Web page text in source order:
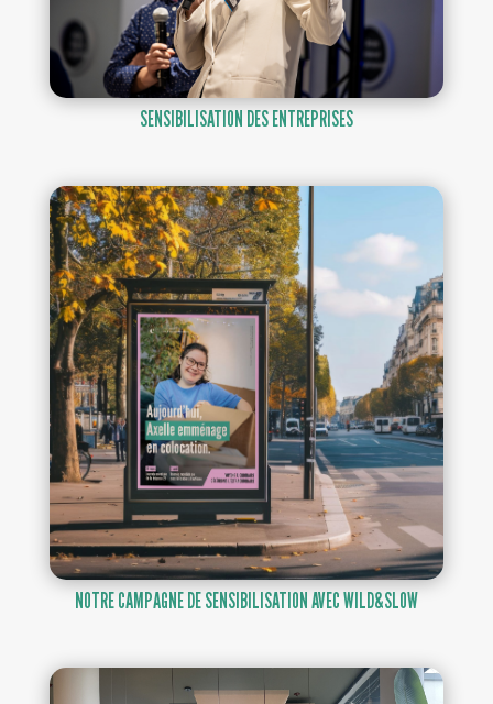
SENSIBILISATION DES ENTREPRISES
NOTRE CAMPAGNE DE SENSIBILISATION AVEC WILD&SLOW